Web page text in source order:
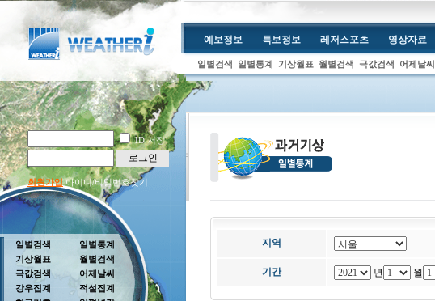
ID 저장
로그인
회원가입아이디/비밀번호찾기
예보정보 특보정보 레저스포츠 영상자료
일별검색 일별통계 기상월표 월별검색 극값검색 어제날씨
일별검색
기상월표
극값검색
강우집계
일별통계
월별검색
어제날씨
적설집계
지역
기간 년 월